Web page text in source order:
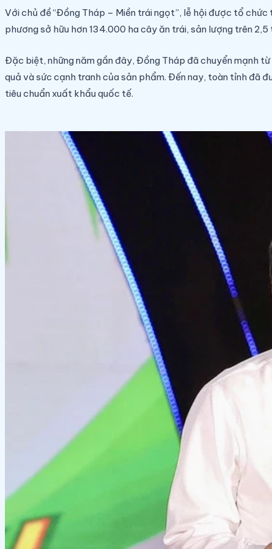
Với chủ đề “Đồng Tháp – Miền trái ngọt”, lễ hội được tổ
phương sở hữu hơn 134.000 ha cây ăn trái, sản lượng trên
Đặc biệt, những năm gần đây, Đồng Tháp đã chuyển mạnh từ
quả và sức cạnh tranh của sản phẩm. Đến nay, toàn tỉnh đã
tiêu chuẩn xuất khẩu quốc tế.